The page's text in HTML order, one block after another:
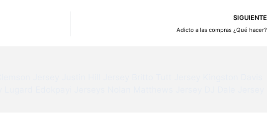
SIGUIENTE
Adicto a las compras ¿Qué hacer?